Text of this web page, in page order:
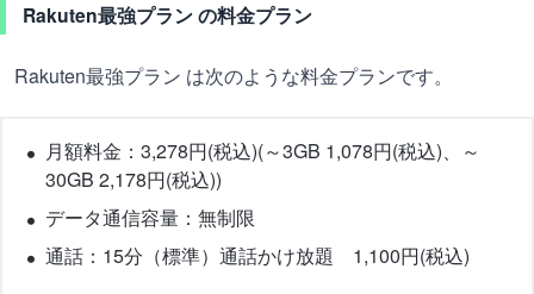
Rakuten最強プラン の料金プラン
Rakuten最強プラン は次のような料金プランです。
月額料金：3,278円(税込)(～3GB 1,078円(税込)、～
30GB 2,178円(税込))
データ通信容量：無制限
通話：15分（標準）通話かけ放題 1,100円(税込)